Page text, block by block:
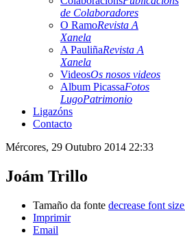
de Colaboradores
O RamoRevista A
Xanela
A PauliñaRevista A
Xanela
VideosOs nosos videos
Album PicassaFotos
LugoPatrimonio
Ligazóns
Contacto
Mércores, 29 Outubro 2014 22:33
Joám Trillo
Tamaño da fonte decrease font size
Imprimir
Email